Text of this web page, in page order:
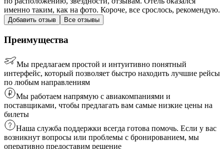
именно таким, как на фото. Короче, все срослось, рекомендую.
Добавить отзыв Все отзывы
Преимущества
Мы предлагаем простой и интуитивно понятный
интерфейс, который позволяет быстро находить лучшие рейсы
по любым направлениям
Мы работаем напрямую с авиакомпаниями и
поставщиками, чтобы предлагать вам самые низкие цены на
билеты
Наша служба поддержки всегда готова помочь. Если у вас
возникнут вопросы или проблемы с бронированием, мы
оперативно предоставим решение